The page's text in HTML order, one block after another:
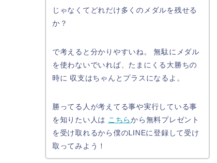
じゃなくてどれだけ多くのメダルを残せる
か？
で考えると分かりやすいね。 無駄にメダル
を使わないでいれば、たまにくる大勝ちの
時に 収支はちゃんとプラスになるよ。
勝ってる人が考えてる事や実行している事
を知りたい人は こちらから無料プレゼント
を受け取れるから僕のLINEに登録して受け
取ってみよう！